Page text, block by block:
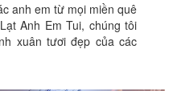
anh em từ mọi miền quê
Anh Em Tui, chúng tôi
xuân tươi đẹp của các